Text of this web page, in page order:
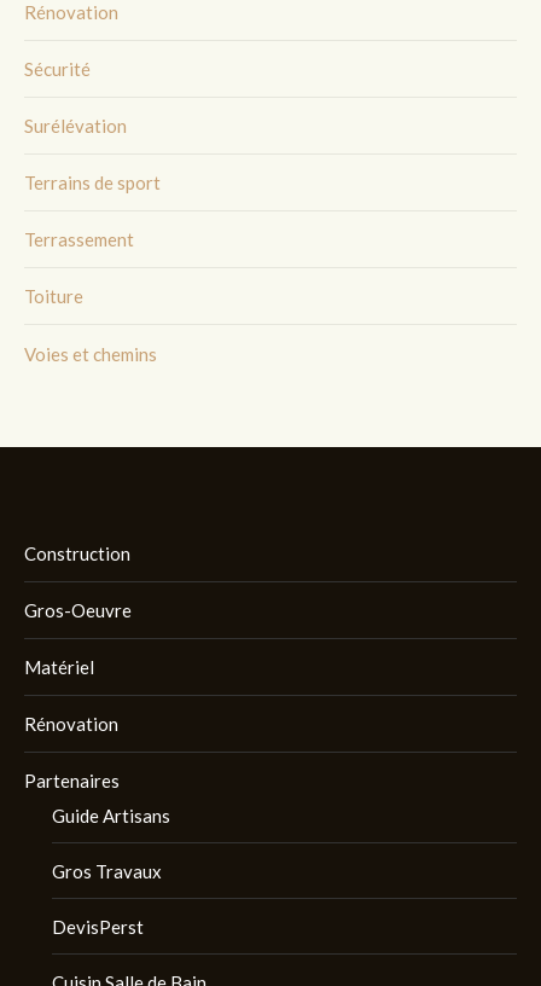
Rénovation
Sécurité
Surélévation
Terrains de sport
Terrassement
Toiture
Voies et chemins
Construction
Gros-Oeuvre
Matériel
Rénovation
Partenaires
Guide Artisans
Gros Travaux
DevisPerst